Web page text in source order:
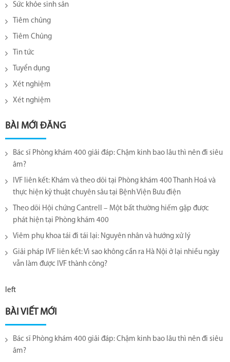
Sức khỏe sinh sản
Tiêm chủng
Tiêm Chủng
Tin tức
Tuyển dụng
Xét nghiệm
Xét nghiệm
BÀI MỚI ĐĂNG
Bác sĩ Phòng khám 400 giải đáp: Chậm kinh bao lâu thì nên đi siêu
âm?
IVF liên kết: Khám và theo dõi tại Phòng khám 400 Thanh Hoá và
thực hiện kỹ thuật chuyên sâu tại Bệnh Viện Bưu điện
Theo dõi Hội chứng Cantrell – Một bất thường hiếm gặp được
phát hiện tại Phòng khám 400
Viêm phụ khoa tái đi tái lại​: Nguyên nhân và hướng xử lý
Giải pháp IVF liên kết: Vì sao không cần ra Hà Nội ở lại nhiều ngày
vẫn làm được IVF thành công?
left
BÀI VIẾT MỚI
Bác sĩ Phòng khám 400 giải đáp: Chậm kinh bao lâu thì nên đi siêu
âm?